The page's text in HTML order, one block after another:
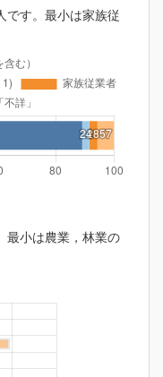
です。最小は家族従
最小は農業，林業の